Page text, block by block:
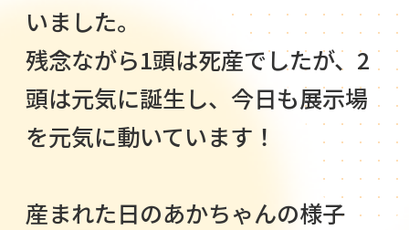
いました。
残念ながら1頭は死産でしたが、2
頭は元気に誕生し、今日も展示場
を元気に動いています！
産まれた日のあかちゃんの様子